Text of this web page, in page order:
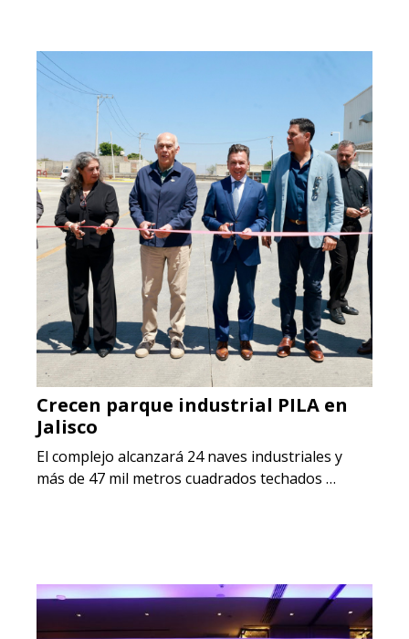
Crecen parque industrial PILA en
Jalisco
El complejo alcanzará 24 naves industriales y
más de 47 mil metros cuadrados techados …